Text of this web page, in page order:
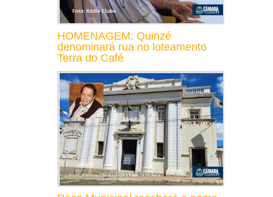
HOMENAGEM: Quinzé
denominará rua no loteamento
Terra do Café